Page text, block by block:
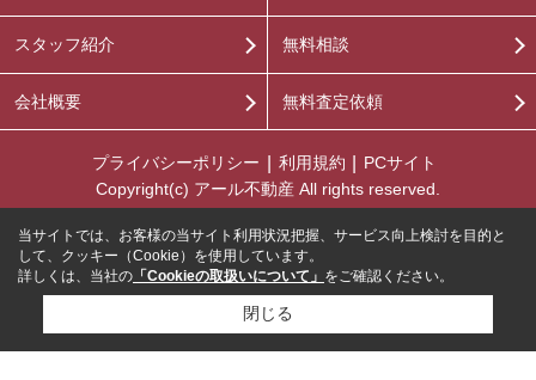
スタッフ紹介
会社概要
無料相談
無料査定依頼
プライバシーポリシー 利用規約
PCサイト
Copyright(c) アール不動産 All rights reserved.
当サイトでは、お客様の当サイト利用状況把握、サービス向上検討を目的と
して、クッキー（Cookie）を使用しています。
詳しくは、当社の 「Cookieの取扱いについて」 をご確認ください。
閉じる